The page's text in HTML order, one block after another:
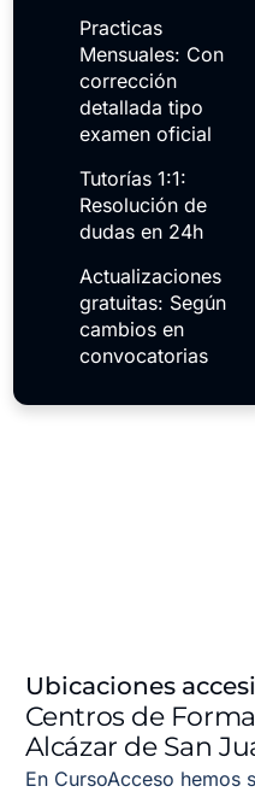
Practicas
Mensuales: Con
corrección
detallada tipo
examen oficial
Tutorías 1:1:
Resolución de
dudas en 24h
Actualizaciones
gratuitas: Según
cambios en
convocatorias
Ubicaciones
Centros de
Alcázar de San
En CursoAcceso hemos